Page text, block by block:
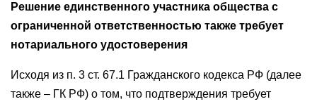
Решение единственного участника общества с
ограниченной ответственностью также требует
нотариального удостоверения
Исходя из п. 3 ст. 67.1 Гражданского кодекса РФ (далее
также – ГК РФ) о том, что подтверждения требует